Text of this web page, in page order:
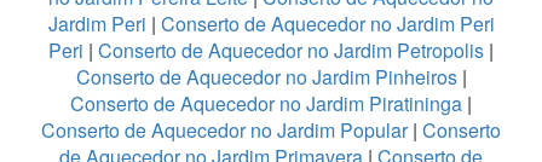
Jardim Peri | Conserto de Aquecedor no Jardim Peri
Peri | Conserto de Aquecedor no Jardim Petropolis |
Conserto de Aquecedor no Jardim Pinheiros|
Conserto de Aquecedor no Jardim Piratininga |
Conserto de Aquecedor no Jardim Popular| Conserto